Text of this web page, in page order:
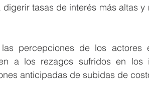
tasas de interés más altas y
percepciones de los actores
a los rezagos sufridos en los
anticipadas de subidas de